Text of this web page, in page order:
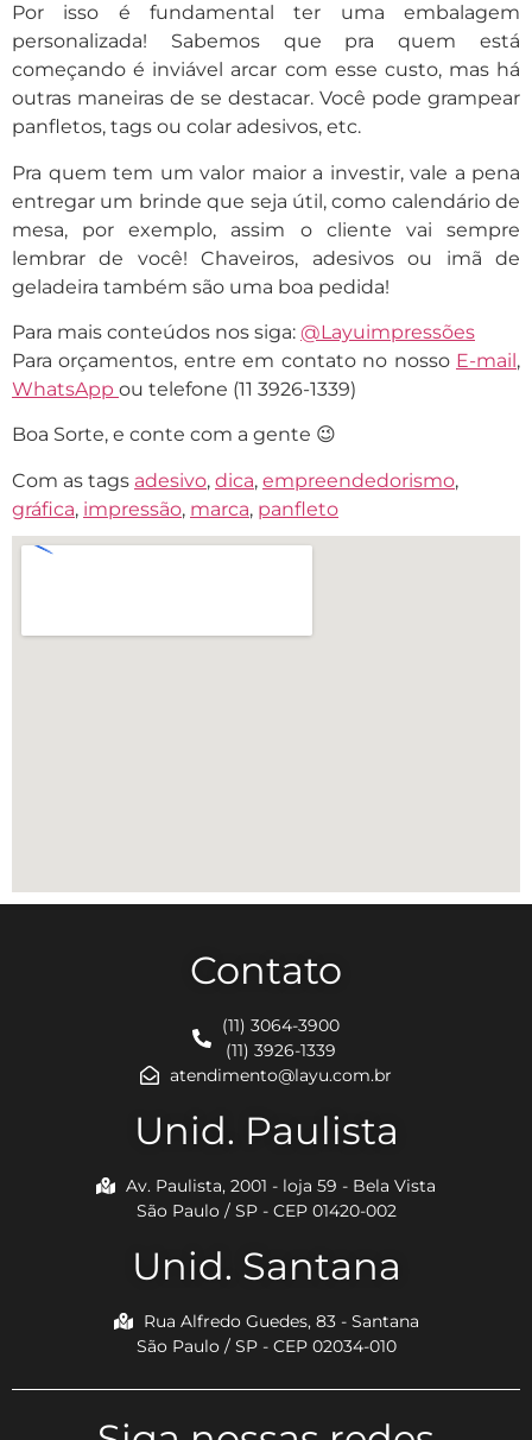
Por isso é fundamental ter uma embalagem
personalizada! Sabemos que pra quem está
começando é inviável arcar com esse custo, mas há
outras maneiras de se destacar. Você pode grampear
panfletos, tags ou colar adesivos, etc.
Pra quem tem um valor maior a investir, vale a pena
entregar um brinde que seja útil, como calendário de
mesa, por exemplo, assim o cliente vai sempre
lembrar de você! Chaveiros, adesivos ou imã de
geladeira também são uma boa pedida!
Para mais conteúdos nos siga: @Layuimpressões
Para orçamentos, entre em contato no nosso E-mail,
WhatsApp ou telefone (11 3926-1339)
Boa Sorte, e conte com a gente 😉
Com as tags adesivo, dica, empreendedorismo,
gráfica, impressão, marca, panfleto
Contato
(11) 3064-3900
(11) 3926-1339
atendimento@layu.com.br
Unid. Paulista
Av. Paulista, 2001 - loja 59 - Bela Vista
São Paulo / SP - CEP 01420-002
Unid. Santana
Rua Alfredo Guedes, 83 - Santana
São Paulo / SP - CEP 02034-010